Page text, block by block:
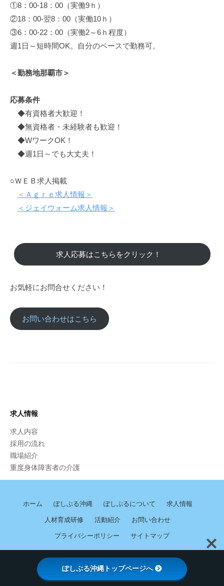
①8：00-18：00（実働9ｈ）
②18：00-翌8：00（実働10ｈ）
③6：00-22：00（実働2～6ｈ程度）
週1日～短時間OK。自分のペースで勤務可。
＜勤務地那覇市＞
応募条件
◆有資格者大歓迎！
◆無資格者・未経験者も歓迎！
◆WワークOK！
◆週1日～でも大丈夫！
○ＷＥＢ求人掲載
＜Ａｇｒｅ求人情報＞
＜ジェイウォーム求人情報＞
求人応募はこちらをクリック！
お気軽にお問合せください！
お問い合わせはこちら
求人情報
求人内容
採用の流れ
職場紹介
重度身体障害者の介護
ホーム ぽしぶる沖縄 ぽしぶるについて 求人情報
人材育成研修 活動紹介 お問い合わせ
プライバシーポリシー サイトマップ
© 2026ぽしぶる 沖縄
ぽしぶる沖縄トップページへ